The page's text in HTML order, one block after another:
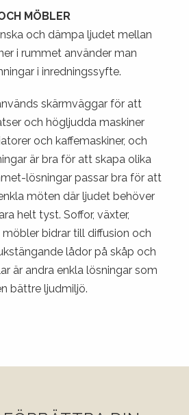
MÖBLER
och dämpa ljudet mellan
i rummet använder man
i inredningssyfte.
skärmväggar för att
och högljudda maskiner
och kaffemaskiner, och
är bra för att skapa olika
lösningar passar bra för att
möten där ljudet behöver
helt tyst. Soffor, växter,
bidrar till diffusion och
lådor på skåp och
är andra enkla lösningar som
bättre ljudmiljö.